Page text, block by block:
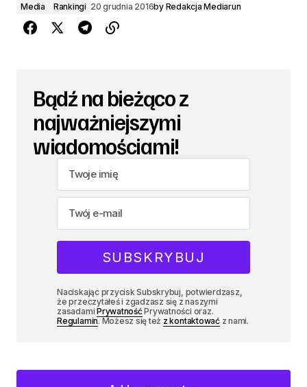
Media Rankingi 20 grudnia 2016by Redakcja Mediarun
Bądź na bieżąco z
najważniejszymi
wiadomościami!
Naciskając przycisk Subskrybuj, potwierdzasz,
że przeczytałeś i zgadzasz się z naszymi
zasadamiPrywatnośćPrywatności oraz.
Regulamin. Możesz się też z kontaktowaćz nami.